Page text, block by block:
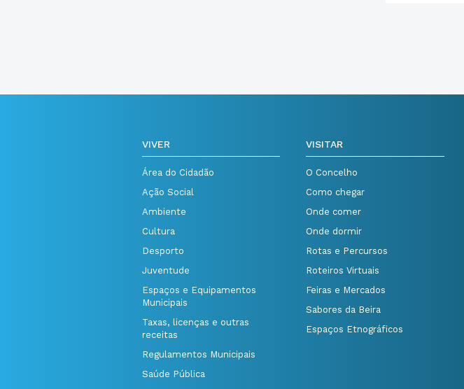
VIVER
Área do Cidadão
Ação Social
Ambiente
Cultura
Desporto
Juventude
Espaços e Equipamentos
Municipais
Taxas, licenças e outras
receitas
Regulamentos Municipais
Saúde Pública
VISITAR
O Concelho
Como chegar
Onde comer
Onde dormir
Rotas e Percursos
Roteiros Virtuais
Feiras e Mercados
Sabores da Beira
Espaços Etnográficos